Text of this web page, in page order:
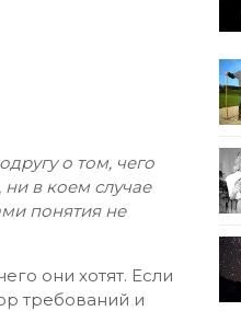
о том, чего
в коем случае
понятия не
они хотят. Если
требований и